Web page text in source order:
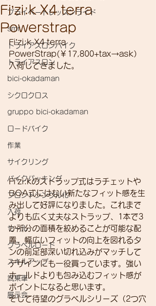
プライベートレッスンライド
smr
トライアスロンバイク
トライアスロン
bici-okadaman
シクロクロス
gruppo bici-okadaman
ロードバイク
作業
サイクリング
バイクパッキング
フロントシングル化
入荷
セール
グラベルロード
スキルアップ
試乗車
展示会
Fi’zi:k X4 terra
Powerstrap
Fi’zi:k X4 terra
PowerStrap(￥17,800+tax→ask）
入荷してきました。
Fi’zi:kのストラップ式はラチェットや
BOA式にはない新たなフィット感を生
み出して好評になりました。これまで
よりも広く丈夫なストラップ、1本で3
か所分の面積を絞めることが可能な配
置、幅広いフィットの向上を図れるタ
ンの前足部深い切れ込みがマッチして
デザインにも一役買っています。強い
ホールドよりも包み込むフィット感が
ポイントになると思います。
そして待望のグラベルシリーズ（2つ穴